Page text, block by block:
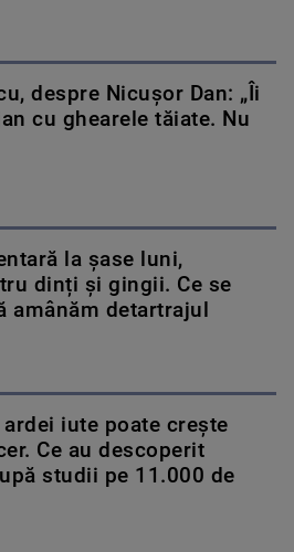
despre Nicușor Dan: „Îi
cu ghearele tăiate. Nu
la șase luni,
dinți și gingii. Ce se
amânăm detartrajul
iute poate crește
Ce au descoperit
studii pe 11.000 de